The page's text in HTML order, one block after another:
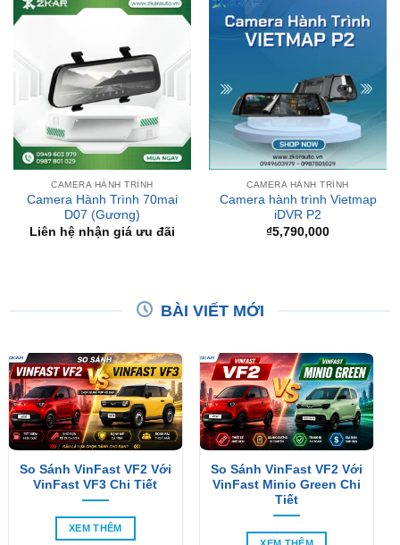
CAMERA HÀNH TRÌNH
Camera Hành Trình 70mai
D07 (Gương)
Liên hệ nhận giá ưu đãi
CAMERA HÀNH TRÌNH
Camera hành trình Vietmap
iDVR P2
₫5,790,000
So Sánh VinFast VF2 Với
VinFast VF3 Chi Tiết
XEM THÊM
So Sánh VinFast VF2 Với
VinFast Minio Green Chi
Tiết
XEM THÊM